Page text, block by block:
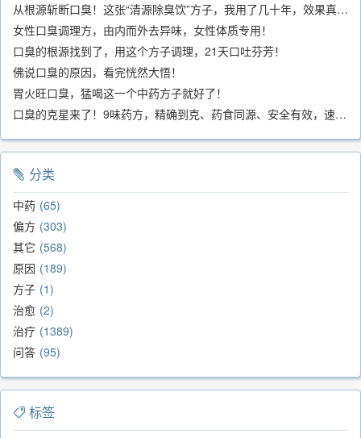
从根源斩断口臭！这张“清源除臭饮”方子，我用了几十年，效果真不错
女性口臭调理方，由内而外去异味，女性体质专用！
口臭的根源找到了，用这个方子调理，21天口吐芬芳！
佛说口臭的原因，看完恍然大悟！
胃火旺口臭，猛喝这一个中药方子就好了！
口臭的克星来了！9味药方，精确到克、药食同源、安全有效，速看！
分类
中药 65
偏方 303
其它 568
原因 189
方子 1
治愈 2
治疗 1389
问答 95
标签